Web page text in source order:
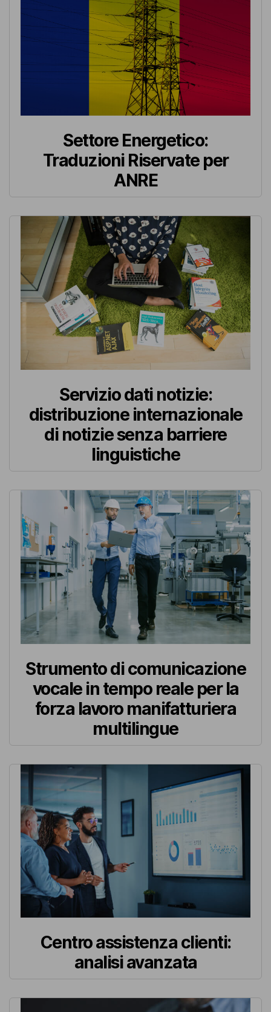
Settore Energetico:
Traduzioni Riservate per
ANRE
Servizio dati notizie:
distribuzione internazionale
di notizie senza barriere
linguistiche
Strumento di comunicazione
vocale in tempo reale per la
forza lavoro manifatturiera
multilingue
Centro assistenza clienti:
analisi avanzata